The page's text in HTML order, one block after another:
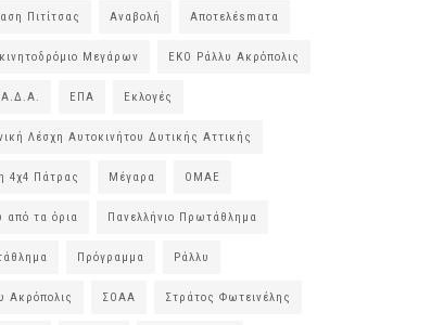
Πιτίτσας Αναβολή Αποτελέsmατα
Μεγάρων ΕΚΟ Ράλλυ Ακρόπολις
ΕΠΑ Εκλογές
Λέσχη Αυτοκινήτου Δυτικής Αττικής
4χ4 Πάτρας Μέγαρα ΟΜΑΕ
από τα όρια Πανελλήνιο Πρωτάθλημα
Πρόγραμμα Ράλλυ
Ακρόπολις ΣΟΑΑ Στράτος Φωτεινέλης